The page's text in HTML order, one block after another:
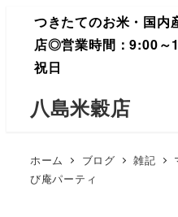
つきたてのお米・国内
店◎営業時間：9:00～
祝日
八島米穀店
ホーム ブログ 雑記
び庵パーティ